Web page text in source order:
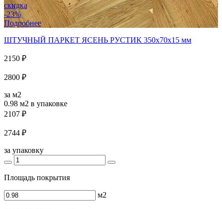
скидка
-23%
Подробнее
ШТУЧНЫЙ ПАРКЕТ ЯСЕНЬ РУСТИК 350x70x15 мм
2150 ₽
2800 ₽
за м2
0.98 м2 в упаковке
2107 ₽
2744 ₽
за упаковку
Площадь покрытия
м2